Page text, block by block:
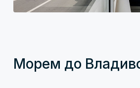
Морем до